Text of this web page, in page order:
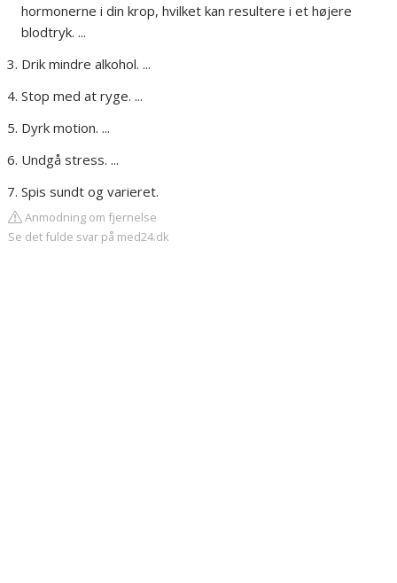
hormonerne i din krop, hvilket kan resultere i et højere
blodtryk. ...
Drik mindre alkohol. ...
Stop med at ryge. ...
Dyrk motion. ...
Undgå stress. ...
Spis sundt og varieret.
Anmodning om fjernelse
Se det fulde svar på med24.dk